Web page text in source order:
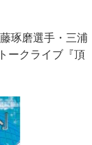
琢磨選手・三浦
ークライブ『頂